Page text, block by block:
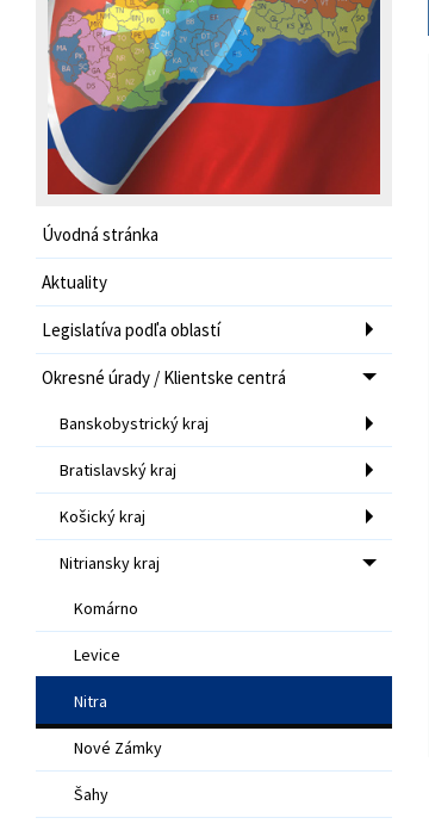
Úvodná stránka
Aktuality
Legislatíva podľa oblastí
Okresné úrady / Klientske centrá
Banskobystrický kraj
Bratislavský kraj
Košický kraj
Nitriansky kraj
Komárno
Levice
Nitra
Nové Zámky
Šahy